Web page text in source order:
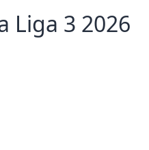
Liga 3 2026